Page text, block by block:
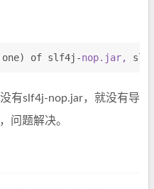
one) of slf4j-nop.jar,
有slf4j-nop.jar，就没有导
问题解决。